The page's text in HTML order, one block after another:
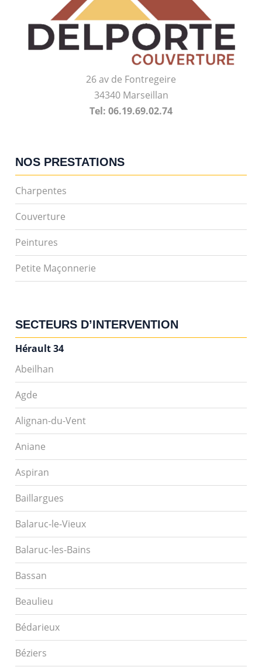
26 av de Fontregeire
34340 Marseillan
Tel: 06.19.69.02.74
NOS PRESTATIONS
Charpentes
Couverture
Peintures
Petite Maçonnerie
SECTEURS D’INTERVENTION
Hérault 34
Abeilhan
Agde
Alignan-du-Vent
Aniane
Aspiran
Baillargues
Balaruc-le-Vieux
Balaruc-les-Bains
Bassan
Beaulieu
Bédarieux
Béziers